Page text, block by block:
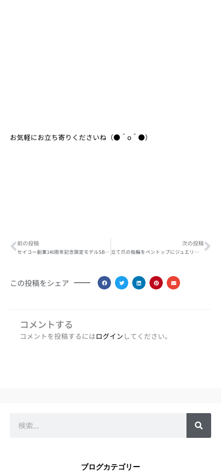
お気軽にお立ち寄りくださいね（●＾o＾●）
Prev
前の投稿
セイコー創業140周年記念限定モデルSBDL083 入荷しました！
次の投稿
立て爪の指輪をペントップにジュエリーリフォーム
この投稿をシェア
コメントする
コメントを投稿するにはログイン してください。
ブログカテゴリー